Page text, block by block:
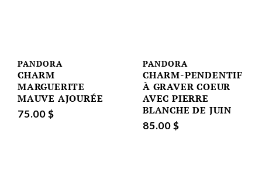
PANDORA
CHARM
MARGUERITE
MAUVE AJOURÉE
75.00 $
PANDORA
CHARM-PENDENTIF
À GRAVER COEUR
AVEC PIERRE
BLANCHE DE JUIN
85.00 $